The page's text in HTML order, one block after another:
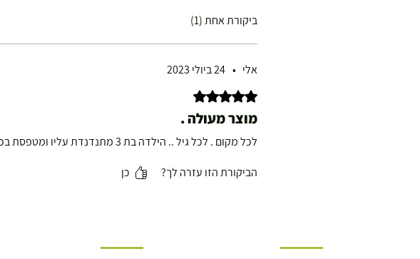
ביקורת אחת (1)
אלי • 24 ביולי 2023
דירוג של 5 מתוך 5 כוכבים.
מוצר מעולה .
לכל מקום . לכל גיל .. הילדה בת 3 מתנדנדת עליו ומטפסת בכיף
הביקורת הזו עזרה לך? כן